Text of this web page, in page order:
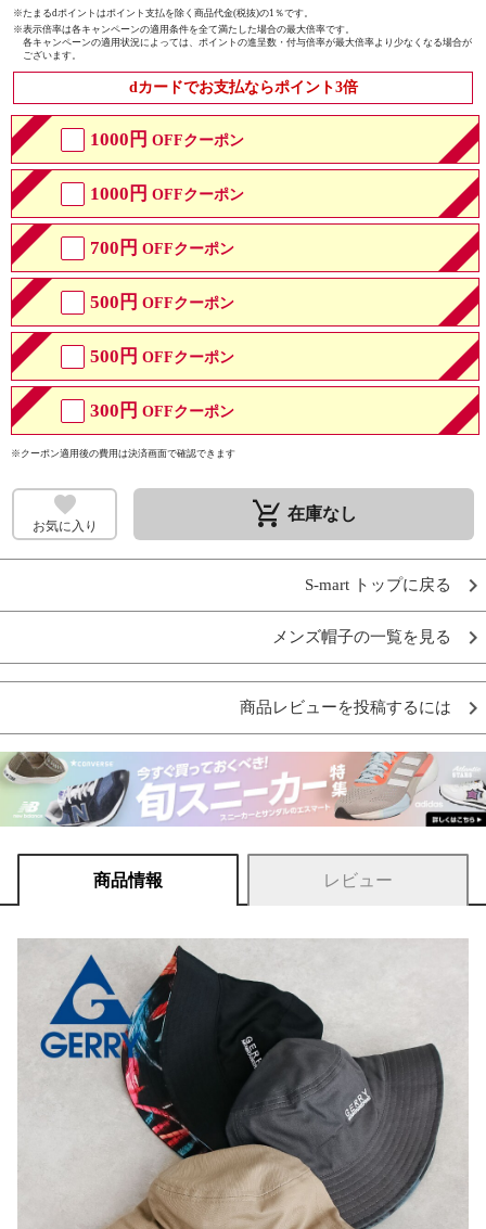
※たまるdポイントはポイント支払を除く商品代金(税抜)の1％です。
※表示倍率は各キャンペーンの適用条件を全て満たした場合の最大倍率です。
各キャンペーンの適用状況によっては、ポイントの進呈数・付与倍率が最大倍率より少なくなる場合が
ございます。
dカードでお支払ならポイント3倍
1000円 OFFクーポン
1000円 OFFクーポン
700円 OFFクーポン
500円 OFFクーポン
500円 OFFクーポン
300円 OFFクーポン
※クーポン適用後の費用は決済画面で確認できます
お気に入り remove_shopping_cart 在庫なし
S-mart トップに戻る
メンズ帽子の一覧を見る
商品レビューを投稿するには
商品情報 レビュー